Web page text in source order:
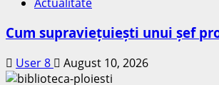
Cum supraviețuiești unui șef
User 8 August 10, 2026